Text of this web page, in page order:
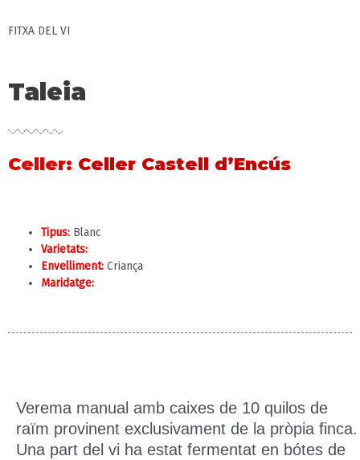
FITXA DEL VI
Taleia
Celler: Celler Castell d’Encús
Tipus: Blanc
Varietats:
Envelliment:Criança
Maridatge:
Verema manual amb caixes de 10 quilos de
raïm provinent exclusivament de la pròpia finca.
Una part del vi ha estat fermentat en bótes de